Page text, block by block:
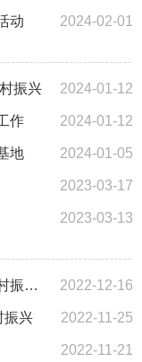
2024-02-01
动
2024-01-12
振兴
2024-01-12
作
2024-01-05
地
2023-03-17
2023-03-13
2022-12-16
濉溪县三地获评全市劳模工匠助力乡村振兴基地
2022-11-25
振兴
2022-11-21